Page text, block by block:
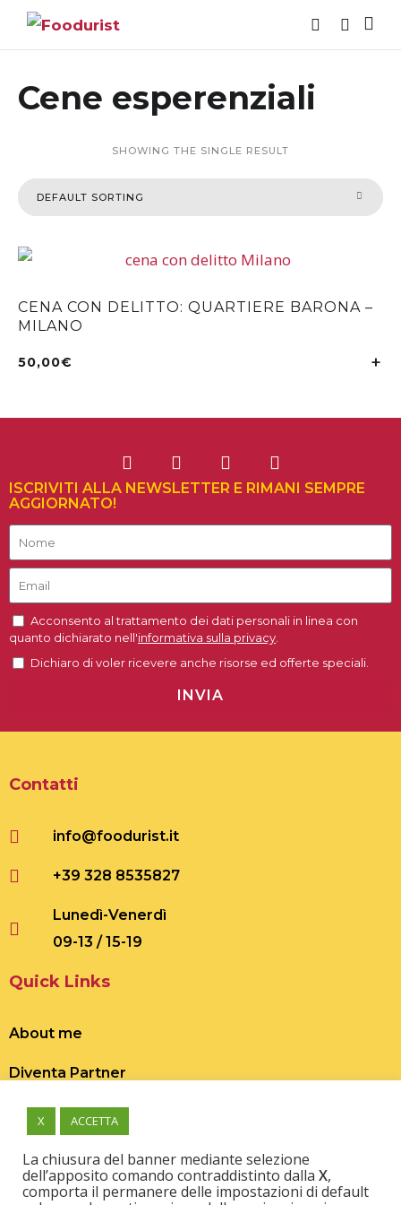
cucina dove
Cene esperenziali
SHOWING THE SINGLE RESULT
CENA CON DELITTO: QUARTIERE BARONA –
MILANO
50,00€
ISCRIVITI ALLA NEWSLETTER E RIMANI SEMPRE
AGGIORNATO!
Acconsento al trattamento dei dati personali in linea con
quanto dichiarato nell'informativa sulla privacy
Dichiaro di voler ricevere anche risorse ed offerte speciali.
INVIA
Contatti
info@foodurist.it
+39 328 8535827
Lunedì-Venerdì
09-13 / 15-19
Quick Links
About me
Diventa Partner
Esperienza su misura
X ACCETTA
La chiusura del banner mediante selezione
dell’apposito comando contraddistinto dalla X,
comporta il permanere delle impostazioni di default